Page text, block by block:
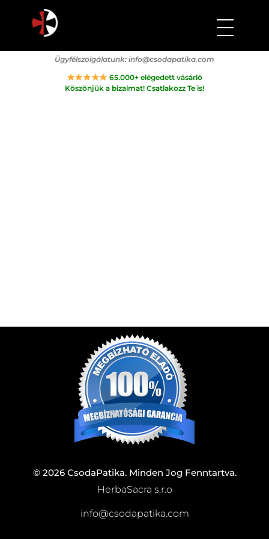
Csodapatika
Természet gyógyereje.
Ügyfélszolgálatunk: info@csodapatika.com
65.000+ elégedett vásárló
Köszönjük a bizalmat! Csatlakozz Te is!
© 2026 CsodaPatika. Minden Jog Fenntartva.
HerbaSacra s.r.o
info@csodapatika.com